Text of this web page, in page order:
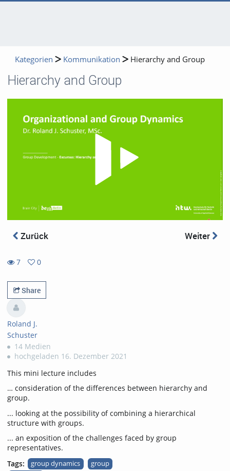
Kategorien Kommunikation Hierarchy and Group
Hierarchy and Group
Zurück Weiter
7
views
0
favorites
Share
Roland J.
Schuster
14 Medien
hochgeladen 16. Dezember 2021
This mini lecture includes
… consideration of the differences between hierarchy and
group.
... looking at the possibility of combining a hierarchical
structure with groups.
... an exposition of the challenges faced by group
representatives.
Tags:
group dynamics
group